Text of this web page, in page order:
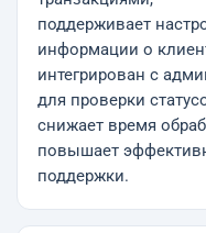
поддерживает
информации о
интегрирован с
для проверки
снижает время
повышает
поддержки.